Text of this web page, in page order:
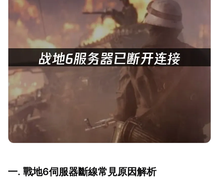
一. 戰地6伺服器斷線常見原因解析